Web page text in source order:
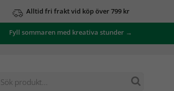
Alltid fri frakt vid köp över 799 kr
Fyll sommaren med kreativa stunder →